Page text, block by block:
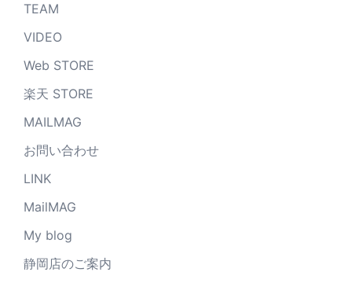
TEAM
VIDEO
Web STORE
楽天 STORE
MAILMAG
お問い合わせ
LINK
MailMAG
My blog
静岡店のご案内